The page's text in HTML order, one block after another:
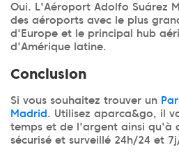
Oui. L'Aéroport Adolfo Suárez
des aéroports avec le plus
d'Europe et le principal hub
d'Amérique latine.
Conclusion
Si vous souhaitez trouver un
Madrid . Utilisez aparca&go, il
temps et de l'argent ainsi qu'à
sécurisé et surveillé 24h/24 et